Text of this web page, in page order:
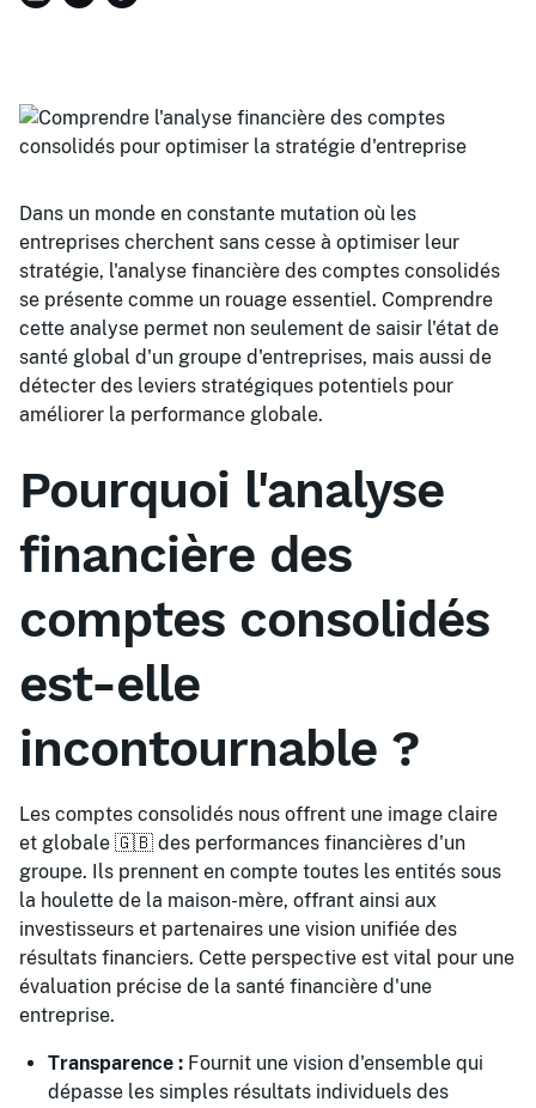
Dans un monde en constante mutation où les
entreprises cherchent sans cesse à optimiser leur
stratégie, l'analyse financière des comptes consolidés
se présente comme un rouage essentiel. Comprendre
cette analyse permet non seulement de saisir l'état de
santé global d'un groupe d'entreprises, mais aussi de
détecter des leviers stratégiques potentiels pour
améliorer la performance globale.
Pourquoi l'analyse
financière des
comptes consolidés
est-elle
incontournable ?
Les comptes consolidés nous offrent une image claire
et globale 🇬🇧 des performances financières d'un
groupe. Ils prennent en compte toutes les entités sous
la houlette de la maison-mère, offrant ainsi aux
investisseurs et partenaires une vision unifiée des
résultats financiers. Cette perspective est vital pour une
évaluation précise de la santé financière d'une
entreprise.
Transparence : Fournit une vision d'ensemble qui
dépasse les simples résultats individuels des